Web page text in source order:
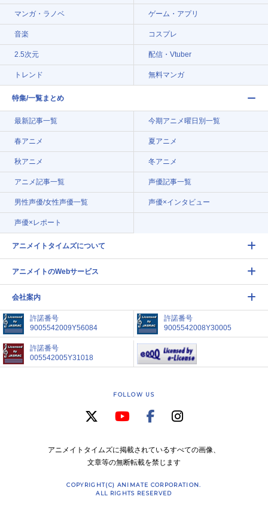
マンガ・ラノベ ゲーム・アプリ
音楽 コスプレ
2.5次元 配信・Vtuber
トレンド 無料マンガ
特集/一覧まとめ
最新記事一覧 今期アニメ曜日別一覧
春アニメ 夏アニメ
秋アニメ 冬アニメ
アニメ記事一覧 声優記事一覧
男性声優/女性声優一覧 声優×インタビュー
声優×レポート
アニメイトタイムズについて
アニメイトのWebサービス
会社案内
許諾番号
9005542009Y56084
許諾番号
9005542008Y30005
許諾番号
005542005Y31018
FOLLOW US
アニメイトタイムズに掲載されているすべての画像、
文章等の無断転載を禁じます
COPYRIGHT(C) ANIMATE CORPORATION.
ALL RIGHTS RESERVED